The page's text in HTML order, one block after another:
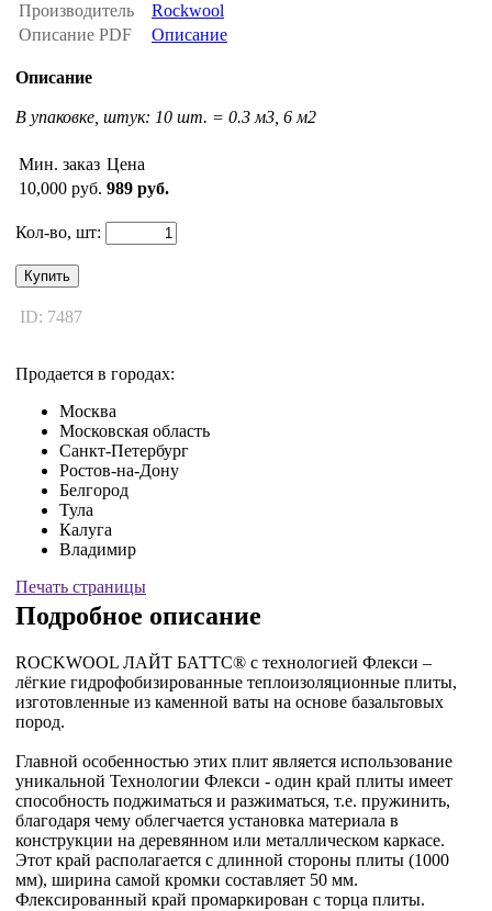
Производитель
Rockwool
Описание PDF
Описание
Описание
В упаковке, штук: 10 шт. = 0.3 м3, 6 м2
Мин. заказ Цена
10,000 руб. 989 руб.
Кол-во, шт:
Купить
ID: 7487
Продается в городах:
Москва
Московская область
Санкт-Петербург
Ростов-на-Дону
Белгород
Тула
Калуга
Владимир
Печать страницы
Подробное описание
ROCKWOOL ЛАЙТ БАТТС® с технологией Флекси –
лёгкие гидрофобизированные теплоизоляционные плиты,
изготовленные из каменной ваты на основе базальтовых
пород.
Главной особенностью этих плит является использование
уникальной Технологии Флекси - один край плиты имеет
способность поджиматься и разжиматься, т.е. пружинить,
благодаря чему облегчается установка материала в
конструкции на деревянном или металлическом каркасе.
Этот край располагается с длинной стороны плиты (1000
мм), ширина самой кромки составляет 50 мм.
Флексированный край промаркирован с торца плиты.